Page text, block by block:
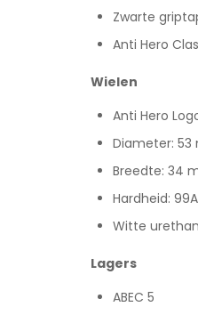
Zwarte
Anti Hero
Wielen
Anti Hero
Diameter: 53
Breedte: 34
Hardheid: 99A
Witte
Lagers
ABEC 5